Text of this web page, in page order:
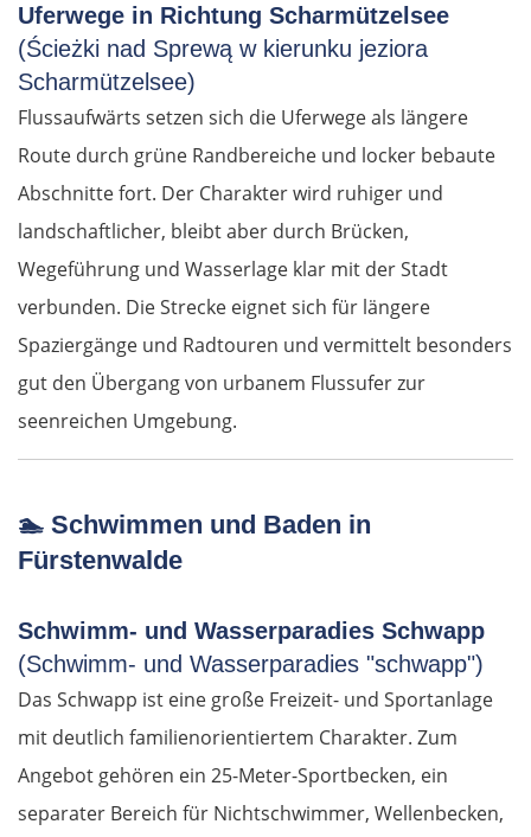
Uferwege in Richtung Scharmützelsee
(Ścieżki nad Sprewą w kierunku jeziora
Scharmützelsee)
Flussaufwärts setzen sich die Uferwege als längere
Route durch grüne Randbereiche und locker bebaute
Abschnitte fort. Der Charakter wird ruhiger und
landschaftlicher, bleibt aber durch Brücken,
Wegeführung und Wasserlage klar mit der Stadt
verbunden. Die Strecke eignet sich für längere
Spaziergänge und Radtouren und vermittelt besonders
gut den Übergang von urbanem Flussufer zur
seenreichen Umgebung.
🏊 Schwimmen und Baden in
Fürstenwalde
Schwimm- und Wasserparadies Schwapp
(Schwimm- und Wasserparadies "schwapp")
Das Schwapp ist eine große Freizeit- und Sportanlage
mit deutlich familienorientiertem Charakter. Zum
Angebot gehören ein 25-Meter-Sportbecken, ein
separater Bereich für Nichtschwimmer, Wellenbecken,